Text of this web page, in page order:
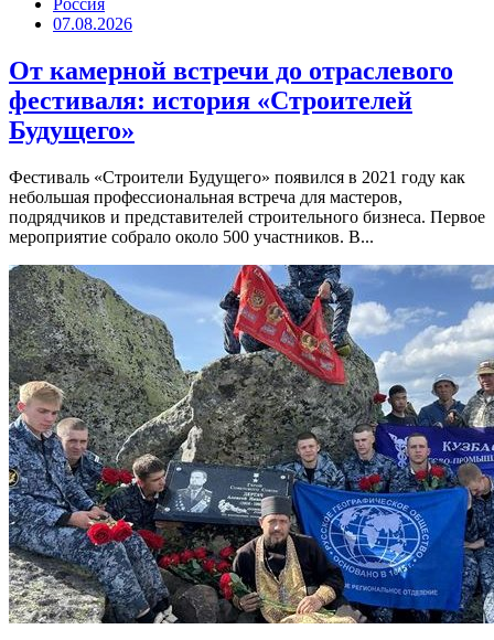
Россия
07.08.2026
От камерной встречи до отраслевого
фестиваля: история «Строителей
Будущего»
Фестиваль «Строители Будущего» появился в 2021 году как
небольшая профессиональная встреча для мастеров,
подрядчиков и представителей строительного бизнеса. Первое
мероприятие собрало около 500 участников. В...